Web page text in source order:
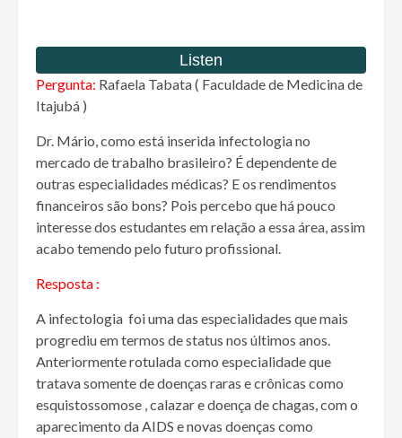
Pergunta: Rafaela Tabata ( Faculdade de Medicina de
Itajubá )
Dr. Mário, como está inserida infectologia no
mercado de trabalho brasileiro? É dependente de
outras especialidades médicas? E os rendimentos
financeiros são bons? Pois percebo que há pouco
interesse dos estudantes em relação a essa área, assim
acabo temendo pelo futuro profissional.
Resposta :
A infectologia foi uma das especialidades que mais
progrediu em termos de status nos últimos anos.
Anteriormente rotulada como especialidade que
tratava somente de doenças raras e crônicas como
esquistossomose , calazar e doença de chagas, com o
aparecimento da AIDS e novas doenças como